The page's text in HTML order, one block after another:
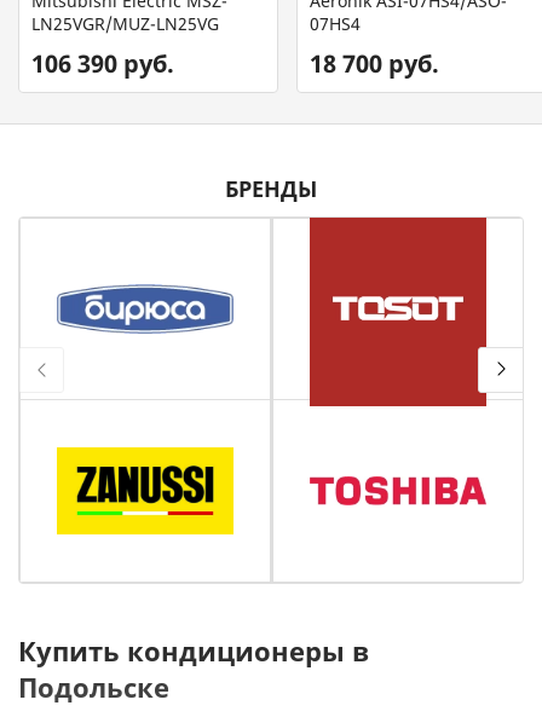
LN25VGR/MUZ-LN25VG
106 390 руб.
07HS4
18 700 руб.
БРЕНДЫ
Купить кондиционеры в
Подольске